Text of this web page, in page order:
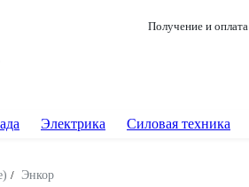
Получение и оплата
Электрика Силовая техника
/ Энкор